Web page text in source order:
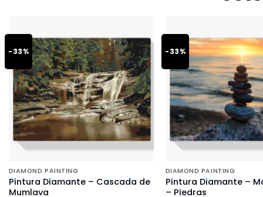
-33%
DIAMOND PAINTING
Pintura Diamante – Cascada de
Mumlava
-33%
DIAMOND PAINTING
Pintura Diamante –
– Piedras